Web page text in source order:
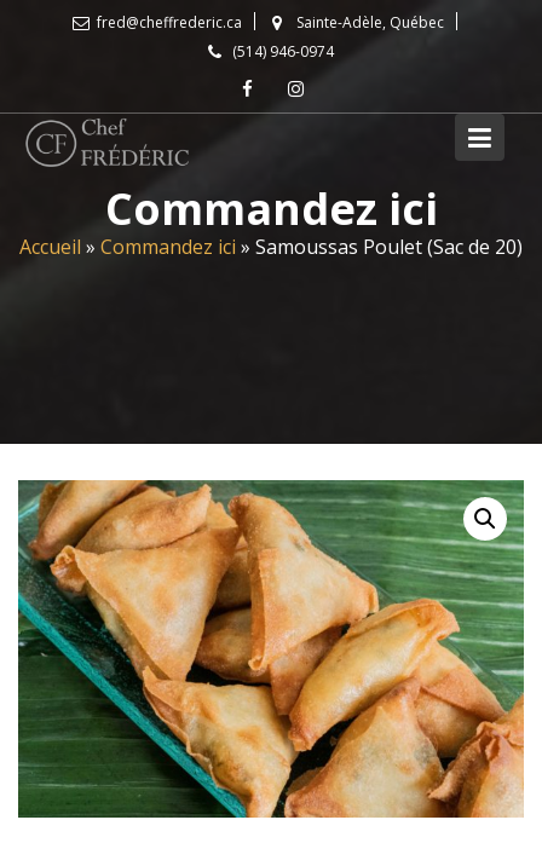
fred@cheffrederic.ca
Sainte-Adèle, Québec
(514) 946-0974
Commandez ici
Accueil » Commandez ici » Samoussas Poulet (Sac de 20)